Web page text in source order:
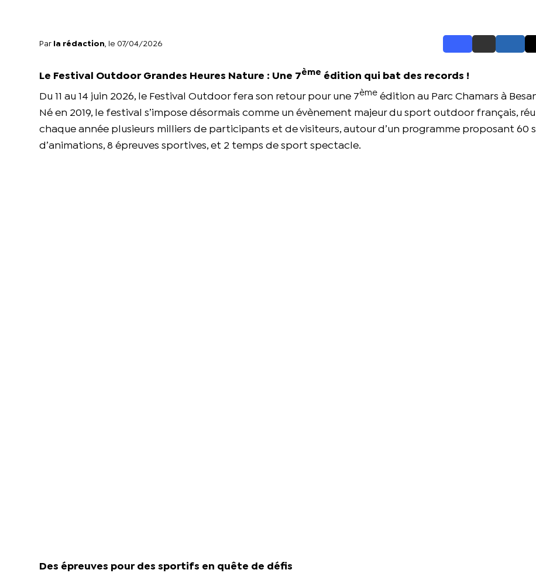
Par la rédaction , le 07/04/2026
Le Festival Outdoor Grandes Heures Nature : Une 7ème édition qui bat des records !
Du 11 au 14 juin 2026, le Festival Outdoor fera son retour pour une 7ème édition au Parc Chamars à
Né en 2019, le festival s’impose désormais comme un évènement majeur du sport outdoor français,
chaque année plusieurs milliers de participants et de visiteurs, autour d’un programme proposant 60
d’animations, 8 épreuves sportives, et 2 temps de sport spectacle.
Des épreuves pour des sportifs en quête de défis